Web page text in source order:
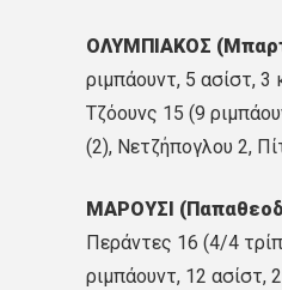
ΟΛΥΜΠΙΑΚΟΣ
ριμπάουντ, 5 ασίστ,
Τζόουνς 15 (9
(2), Νετζήπογλου 2,
ΜΑΡΟΥΣΙ
Περάντες 16 (4/4
ριμπάουντ, 12 ασίστ,